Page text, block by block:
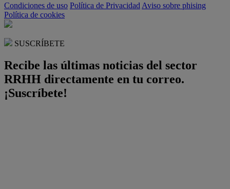
Condiciones de uso Política de Privacidad Aviso sobre phising
Política de cookies
SUSCRÍBETE
Recibe las últimas noticias del sector
RRHH directamente en tu correo.
¡Suscríbete!